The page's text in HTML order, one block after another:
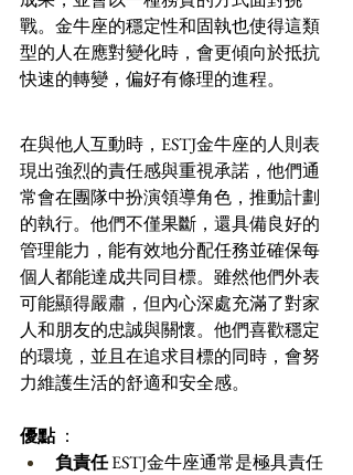
戰。金牛座的穩定性和固執也使得這類
型的人在應對變化時，會更傾向於抵抗
快速的轉變，偏好有條理的進程。
在與他人互動時，ESTJ金牛座的人則表
現出強烈的責任感與重視承諾，他們通
常會在團隊中扮演領導角色，推動計劃
的執行。他們不僅果斷，還具備良好的
管理能力，能有效地分配任務並確保每
個人都能達成共同目標。雖然他們外表
可能顯得嚴肅，但內心深處充滿了對家
人和朋友的忠誠與關懷。他們喜歡穩定
的環境，並且在追求目標的同時，會努
力維護生活的舒適和安全感。
優點 ：
負責任 ESTJ金牛座通常是極具責任